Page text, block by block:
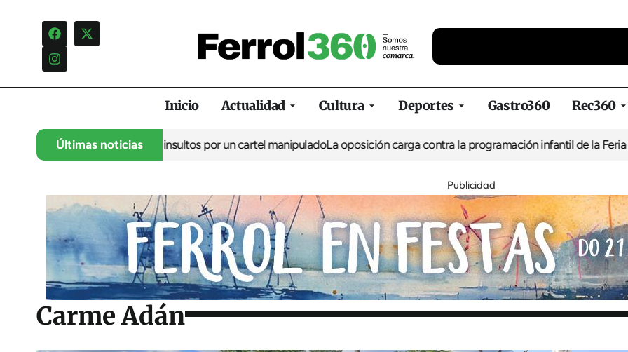
Inicio Actualidad Cultura Deportes Gastro360 Rec360
Últimas noticias
una campaña de insultos por un cartel manipulado La oposición carga contra la programación infantil de la Feria de la
Publicidad
Carme Adán